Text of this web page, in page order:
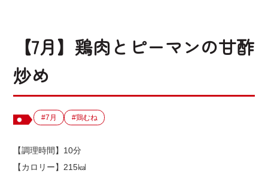
グループ一覧
採用情報
レシピ集
出店用地募集
【7月】鶏肉とピーマンの甘酢
炒め
#7月 #鶏むね
【調理時間】10分
【カロリー】215㎉